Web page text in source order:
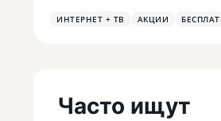
ИНТЕРНЕТ + ТВ АКЦИИ
Часто ищут